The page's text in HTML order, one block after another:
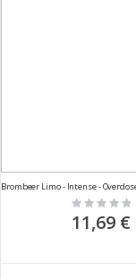
Rating:
0%
11,69 €